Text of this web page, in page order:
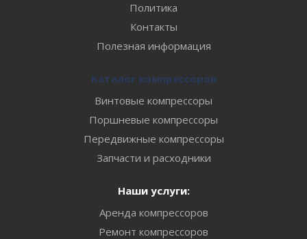
Политика
Контакты
Полезная информация
Каталог компрессоров
Винтовые компрессоры
Поршневые компрессоры
Передвижные компрессоры
Запчасти и расходники
Наши услуги:
Аренда компрессоров
Ремонт компрессоров